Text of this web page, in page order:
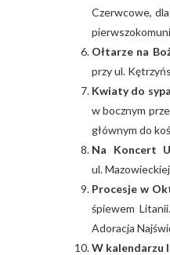
Czerwcowe,
Ołtarze na
przy ul.
Kwiaty do
w bocznym
głównym do
Na Koncert
ul.
Procesje w
śpiewem
Adoracja
W kalendarzu